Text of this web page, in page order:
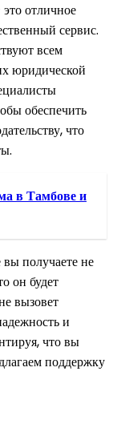
отличное
сервис.
всем
юридической
обеспечить
что
в Тамбове и
получаете не
он будет
вызовет
и
что вы
поддержку